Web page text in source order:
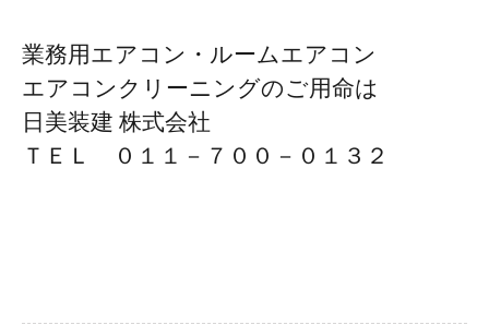
業務用エアコン・ルームエアコン
エアコンクリーニングのご用命は
日美装建 株式会社
ＴＥＬ ０１１－７００－０１３２